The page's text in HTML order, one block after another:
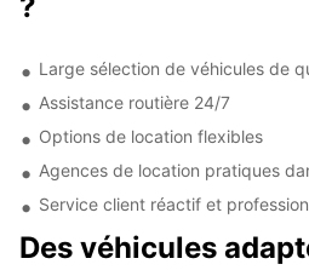
Large sélection de véhicules de
Assistance routière 24/7
Options de location flexibles
Agences de location pratiques
Service client réactif et
Des véhicules